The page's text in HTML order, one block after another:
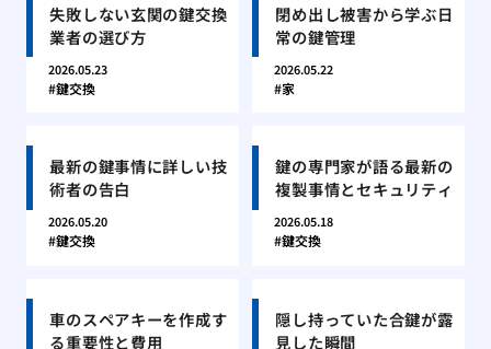
失敗しない玄関の鍵交換
業者の選び方
2026.05.23
鍵交換
閉め出し被害から学ぶ日
常の鍵管理
2026.05.22
家
最新の鍵事情に詳しい技
術者の告白
2026.05.20
鍵交換
鍵の専門家が語る最新の
複製事情とセキュリティ
2026.05.18
鍵交換
車のスペアキーを作成す
る重要性と費用
隠し持っていた合鍵が露
見した瞬間